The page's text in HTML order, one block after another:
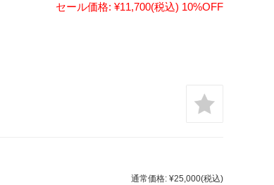
セール価格: ¥11,700(税込) 10%OFF
通常価格: ¥25,000(税込)